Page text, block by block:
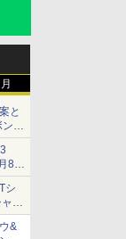
と
ヒ
8日
が
シ
ツ
&